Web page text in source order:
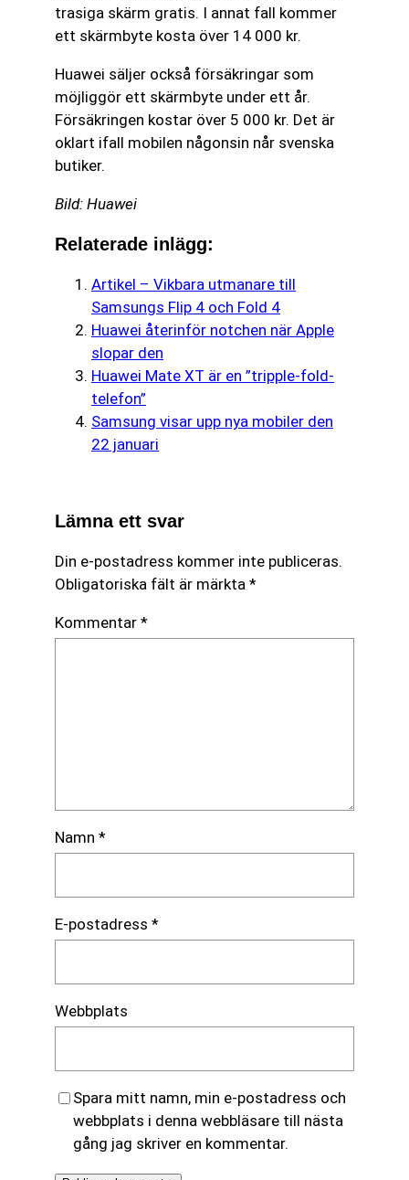
trasiga skärm gratis. I annat fall kommer
ett skärmbyte kosta över 14 000 kr.
Huawei säljer också försäkringar som
möjliggör ett skärmbyte under ett år.
Försäkringen kostar över 5 000 kr. Det är
oklart ifall mobilen någonsin når svenska
butiker.
Bild: Huawei
Relaterade inlägg:
Artikel – Vikbara utmanare till
Samsungs Flip 4 och Fold 4
Huawei återinför notchen när Apple
slopar den
Huawei Mate XT är en ”tripple-fold-
telefon”
Samsung visar upp nya mobiler den
22 januari
Lämna ett svar
Din e-postadress kommer inte publiceras.
Obligatoriska fält är märkta *
Kommentar *
Namn *
E-postadress *
Webbplats
Spara mitt namn, min e-postadress och
webbplats i denna webbläsare till nästa
gång jag skriver en kommentar.